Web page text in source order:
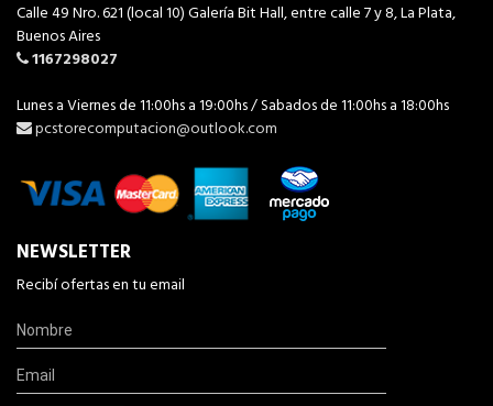
Calle 49 Nro. 621 (local 10) Galería Bit Hall, entre calle 7 y 8, La Plata,
Buenos Aires
1167298027
Lunes a Viernes de 11:00hs a 19:00hs / Sabados de 11:00hs a 18:00hs
pcstorecomputacion@outlook.com
NEWSLETTER
Recibí ofertas en tu email